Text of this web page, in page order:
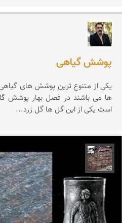
پوشش گیاهی
یکی از متنوع ترین پوشش های
ها می باشند در فصل بهار پوشش
است یکی از این گل ها گل زرد...
محمد ناصری فرد